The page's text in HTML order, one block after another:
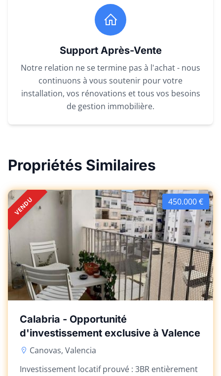
Support Après-Vente
Notre relation ne se termine pas à l'achat - nous
continuons à vous soutenir pour votre
installation, vos rénovations et tous vos besoins
de gestion immobilière.
Propriétés Similaires
450.000 €
VENDU
Calabria - Opportunité
d'investissement exclusive à Valence
Canovas, Valencia
Investissement locatif prouvé : 3BR entièrement